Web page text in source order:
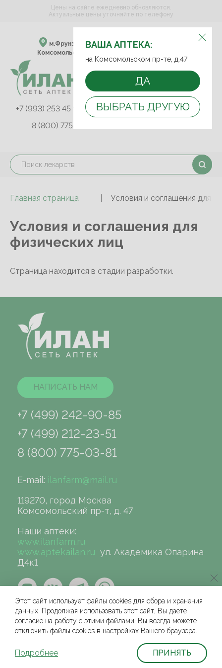
ВЫБЕРИТЕ АПТЕКУ:
м.Фрунзенская м.Спортивная
Комсомольский пр-т, д. 47
ВАША АПТЕКА:
на Комсомольском пр-те, д.47
ДА
ВЫБРАТЬ ДРУГУЮ
Цены на сайте ежедневно обновляются.
Актуальные цены уточняйте по телефону
+7 (993) 253 45 93
+7 (499) 242-90-85
8 (800) 775-03-81
Главная страница Условия и соглашения для
Условия и соглашения для
физических лиц
Страница находится в стадии разработки.
НАПИСАТЬ НАМ
+7 (499) 242-90-85
+7 (499) 212-23-51
8 (800) 775-03-81
E-mail: ilanfarm@mail.ru
119270, город Москва
Комсомольский пр-т, д. 47
Наши аптеки:
www.ilanfarm.ru
www.aptekailan.ru ул. Академика Опарина
Д4к1
©сеть аптек «ИЛАН», 2004-2026
Условия и соглашения для физических лиц
Политика защиты и обработки персональных данных
Этот сайт использует файлы cookies для сбора и хранения
данных. Продолжая использовать этот сайт, Вы даете
согласие на работу с этими файлами. Вы всегда можете
отключить файлы cookies в настройках Вашего браузера.
Подробнее ПРИНЯТЬ